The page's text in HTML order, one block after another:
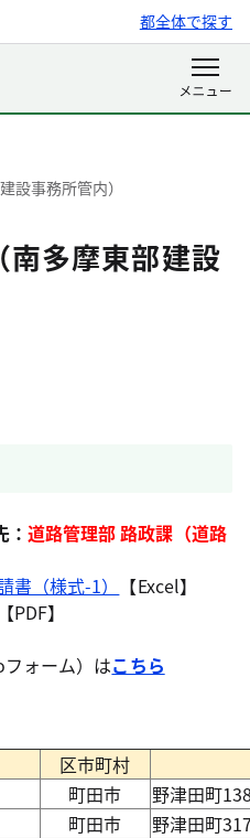
都全体で探す
設事務所管内）
南多摩東部建設
道路管理部 路政課（道路
書（様式-1）
【Excel】
【PDF】
フォーム）はこちら
区市町村
町田市
野津田町
町田市
野津田町